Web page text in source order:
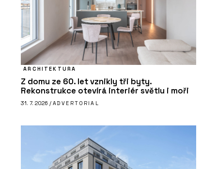
ARCHITEKTURA
Z domu ze 60. let vznikly tři byty.
Rekonstrukce otevírá interiér světlu i moři
31. 7. 2026 / ADVERTORIAL